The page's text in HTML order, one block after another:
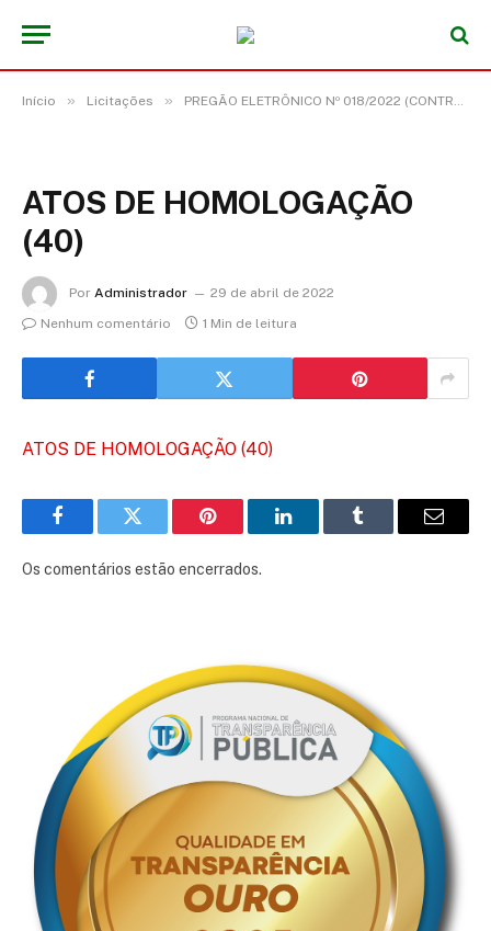
Início » Licitações » PREGÃO ELETRÔNICO Nº 018/2022 (CONTRATAÇÃO DE EMPRESA PARA PRESTAÇÃO DE SERVIÇOS DE MANUTENÇÃO PREVENTIVA E CORRETIVA COM FORNECIMENTO DE MATERIAIS)
ATOS DE HOMOLOGAÇÃO
(40)
Por Administrador
29 de abril de 2022
Nenhum comentário
1 Min de leitura
ATOS DE HOMOLOGAÇÃO (40)
FacebookTwitter Pinterest LinkedInTumblr
E-
Os comentários estão encerrados.